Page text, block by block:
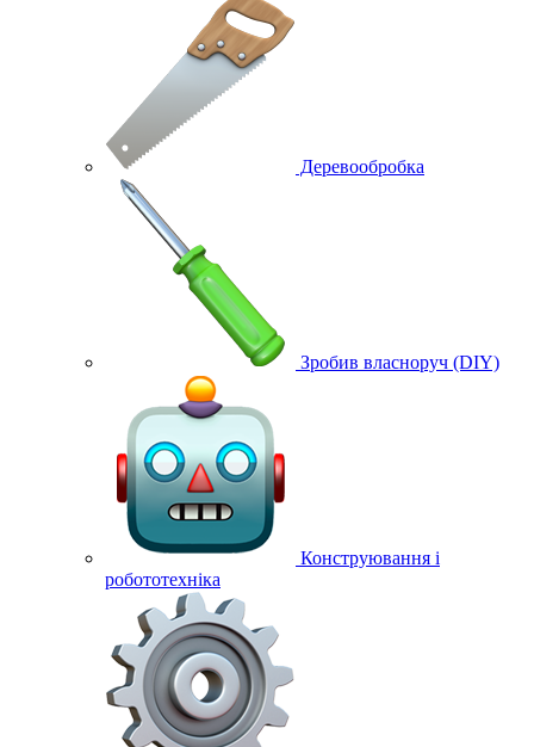
Деревообробка
Зробив власноруч (DIY)
Конструювання і
робототехніка